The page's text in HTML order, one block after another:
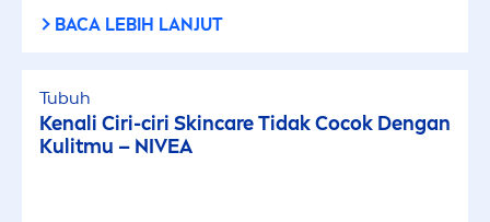
BACA LEBIH LANJUT
Tubuh
Kenali Ciri-ciri SkincareTidak Cocok Dengan
Kulitmu – NIVEA